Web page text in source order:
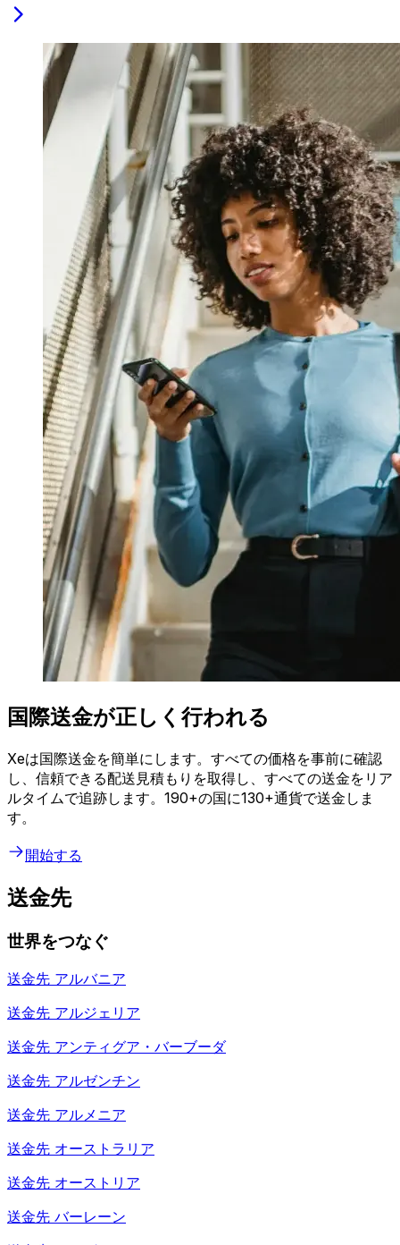
国際送金が正しく行われる
Xeは国際送金を簡単にします。すべての価格を事前に確認
し、信頼できる配送見積もりを取得し、すべての送金をリア
ルタイムで追跡します。190+の国に130+通貨で送金しま
す。
開始する
送金先
世界をつなぐ
送金先 アルバニア
送金先 アルジェリア
送金先 アンティグア・バーブーダ
送金先 アルゼンチン
送金先 アルメニア
送金先 オーストラリア
送金先 オーストリア
送金先 バーレーン